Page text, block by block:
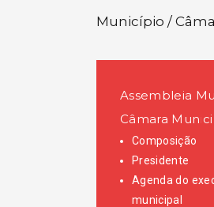
Município /
Assembleia
Câmara
Composição
Presidente
Agenda do
municipal